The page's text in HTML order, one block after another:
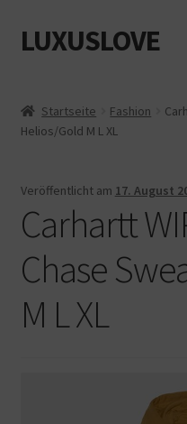
Zur
Navigation
Zum
Inhalt
LUXUSLOVE
Cookie-Richtlinie (EU)
Datenschutz
Impressum
Kasse
Mein Konto
Startseite Fashion
Helios/Gold M L XL
Veröffentlicht am 17. August
Carhartt
Chase
M L XL